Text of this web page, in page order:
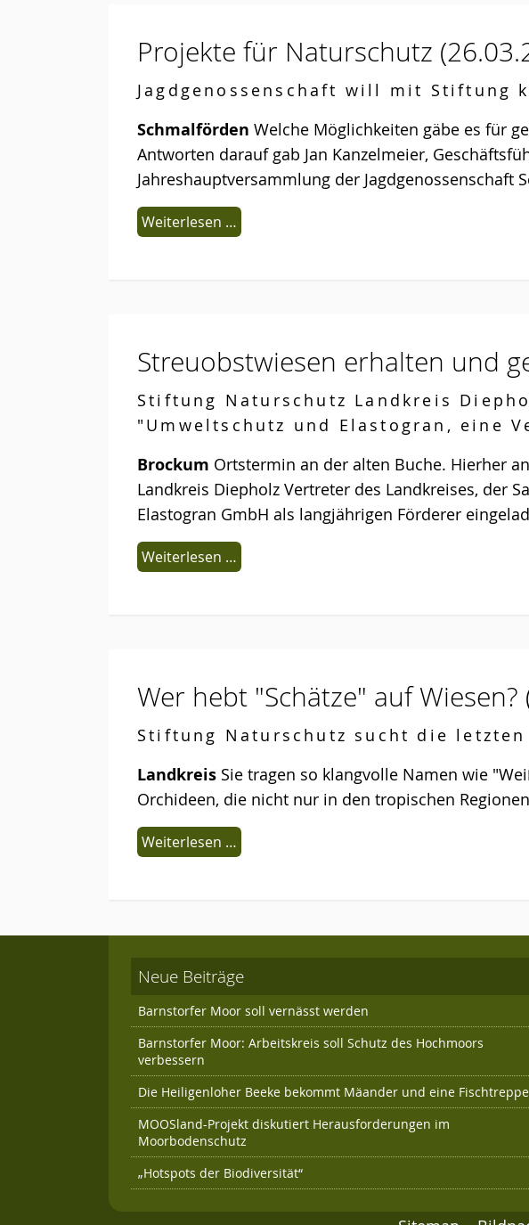
Projekte für Naturschutz
Jagdgenossenschaft will mit Stiftung
Schmalförden Welche Möglichkeiten gäbe es für
Antworten darauf gab Jan Kanzelmeier,
Jahreshauptversammlung der Jagdgenossenschaft
Weiterlesen …
Streuobstwiesen erhalten und
Stiftung Naturschutz Landkreis
"Umweltschutz und Elastogran, eine
Brockum Ortstermin an der alten Buche. Hierher
Landkreis Diepholz Vertreter des Landkreises, der
Elastogran GmbH als langjährigen Förderer
Weiterlesen …
Wer hebt "Schätze" auf Wiesen?
Stiftung Naturschutz sucht die
Landkreis Sie tragen so klangvolle Namen wie
Orchideen, die nicht nur in den tropischen
Weiterlesen …
Neue Beiträge
Barnstorfer Moor soll vernässt werden
Barnstorfer Moor: Arbeitskreis soll Schutz des Hochmoors
verbessern
Die Heiligenloher Beeke bekommt Mäander und eine Fischtreppe
MOOSland-Projekt diskutiert Herausforderungen im
Moorbodenschutz
„Hotspots der Biodiversität“